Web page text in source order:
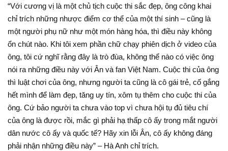
“Với cương vị là một chủ tịch cuộc thi sắc đẹp, ông công khai
chỉ trích những nhược điểm cơ thể của một thí sinh – cũng là
một người phụ nữ như một món hàng hóa, thì điều này không
ổn chút nào. Khi tôi xem phần chữ chạy phiên dịch ở video của
ông, tôi cứ nghĩ rằng đây là trò đùa, không thể nào có việc ông
nói ra những điều này với Ân và fan Việt Nam. Cuộc thi của ông
thì luật chơi của ông, nhưng người ta cũng là cô gái trẻ, cố gắng
hết mình để làm đẹp, tăng uy tín, xôm tụ thêm cho cuộc thi của
ông. Cứ bảo người ta chưa vào top vì chưa hội tụ đủ tiêu chí
của ông là được rồi, mắc gì phải hạ thấp cô ấy trong mắt người
dân nước cô ấy và quốc tế? Hãy xin lỗi Ân, cô ấy không đáng
phải nhận những điều này” – Hà Anh chỉ trích.